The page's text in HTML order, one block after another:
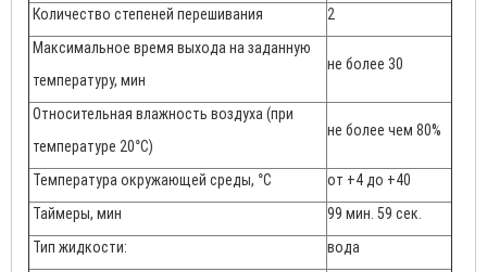
Количество степеней перешивания
2
Максимальное время выхода на заданную
температуру, мин
не более 30
Относительная влажность воздуха (при
температуре 20°C)
не более чем 80%
Температура окружающей среды, °С
от +4 до +40
Таймеры, мин
99 мин. 59 сек.
Тип жидкости:
вода